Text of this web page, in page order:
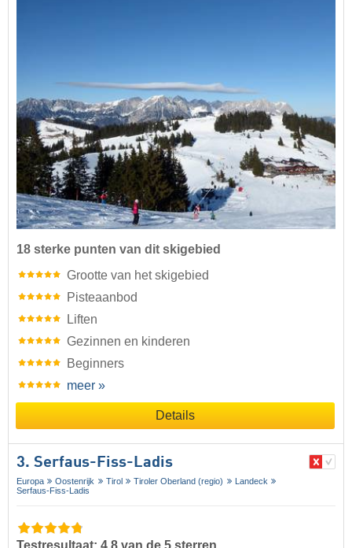
18 sterke punten van dit skigebied
Grootte van het skigebied
Pisteaanbod
Liften
Gezinnen en kinderen
Beginners
meer »
Details
3. Serfaus-Fiss-Ladis
Europa Oostenrijk Tirol Tiroler Oberland (regio)
Landeck
Serfaus-Fiss-Ladis
Testresultaat: 4,8 van de 5 sterren